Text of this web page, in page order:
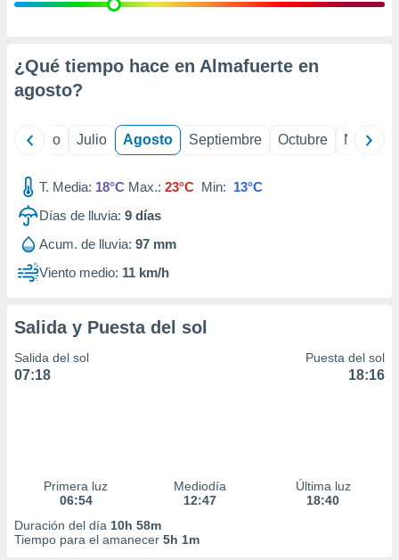
e
mediante
publicidad
de
1199
¿Qué tiempo hace en Almafuerte en
agosto?
Junio Julio Agosto Septiembre Octubre
T. Media: 18°C Max.: 23°C Min: 13°C
Días de lluvia: 9 días
Acum. de lluvia: 97 mm
Viento medio: 11 km/h
Salida y Puesta del sol
Salida del sol
07:18
Puesta del sol
18:16
Primera luz
06:54
Mediodía
12:47
Última luz
18:40
Duración del día 10h 58m
Tiempo para el amanecer 5h 1m